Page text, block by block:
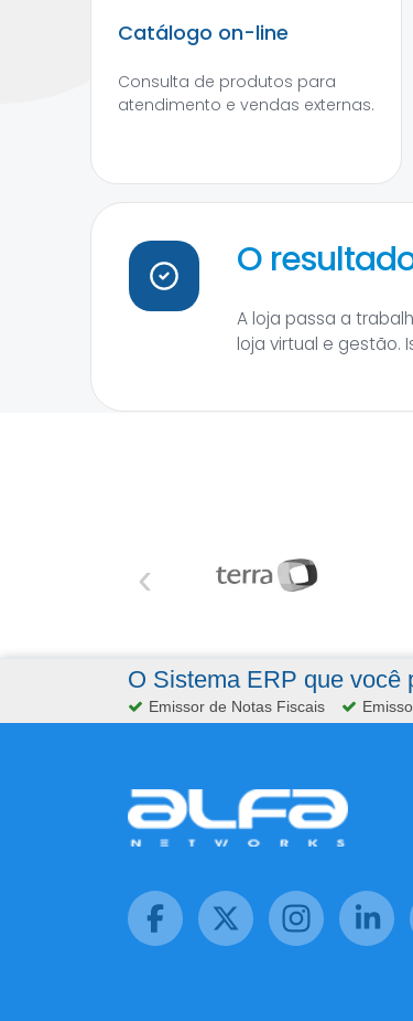
Catálogo on-line
Consulta de produtos para
atendimento e vendas externas.
O
A loja passa a
loja virtual e gestão.
‹
O Sistema ERP que você
Emissor de Notas Fiscais